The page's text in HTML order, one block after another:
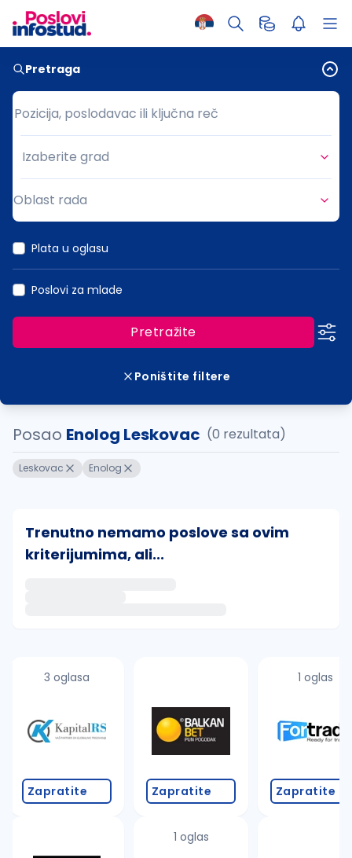
Pretraga
Pozicija, poslodavac ili ključna reč
Pozicija, poslodavac ili ključna reč
Grad
Izaberite grad
Oblast rada
Plata u oglasu
Poslovi za mlade
Pretražite
Poništite filtere
Posao Enolog Leskovac (0 rezultata)
Leskovac Enolog
Trenutno nemamo poslove sa ovim
kriterijumima, ali...
Takođe možete da:
proverite pravopisne greške (koristite č, ć, š, đ,
promenite odabrane filtere pretrage
3 oglasa
Zapratite Zapratite
1 oglas
1 oglas
Zapratite